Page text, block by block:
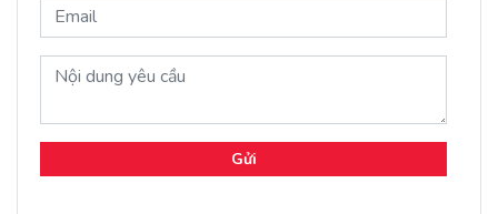
Gửi